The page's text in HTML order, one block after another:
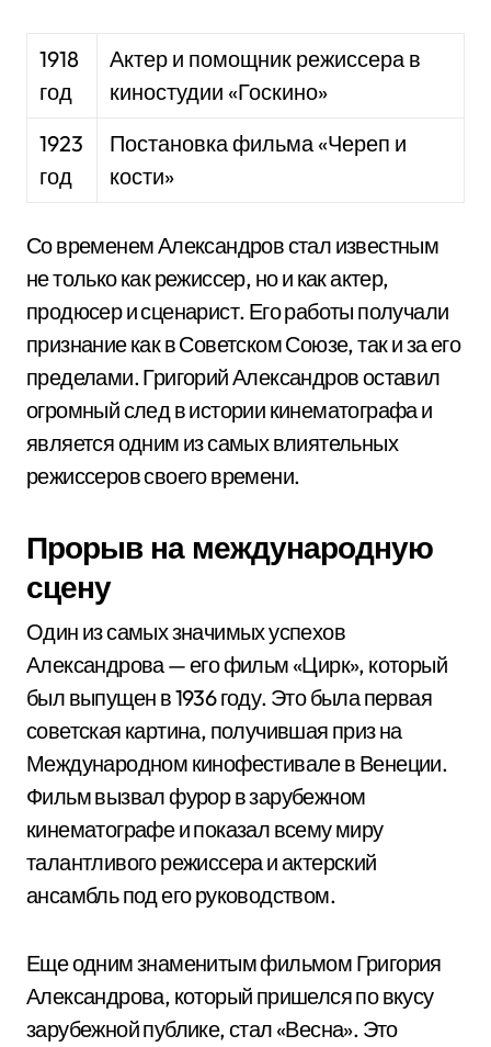
1918
год
Актер и помощник режиссера в
киностудии «Госкино»
1923
год
Постановка фильма «Череп и
кости»
Со временем Александров стал известным
не только как режиссер, но и как актер,
продюсер и сценарист. Его работы получали
признание как в Советском Союзе, так и за его
пределами. Григорий Александров оставил
огромный след в истории кинематографа и
является одним из самых влиятельных
режиссеров своего времени.
Прорыв на международную
сцену
Один из самых значимых успехов
Александрова — его фильм «Цирк», который
был выпущен в 1936 году. Это была первая
советская картина, получившая приз на
Международном кинофестивале в Венеции.
Фильм вызвал фурор в зарубежном
кинематографе и показал всему миру
талантливого режиссера и актерский
ансамбль под его руководством.
Еще одним знаменитым фильмом Григория
Александрова, который пришелся по вкусу
зарубежной публике, стал «Весна». Это